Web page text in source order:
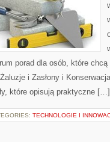
porad dla osób, które
i Zasłony i
które opisują praktyczne […]
TECHNOLOGIE I